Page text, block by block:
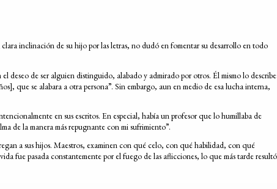
inclinación de su hijo por las letras, no dudó en fomentar su desarrollo en todo
de ser alguien distinguido, alabado y admirado por otros. Él mismo lo describe
que se alabara a otra persona”. Sin embargo, aun en medio de esa lucha interna,
en sus escritos. En especial, había un profesor que lo humillaba de
de la manera más repugnante con mi sufrimiento”.
a sus hijos. Maestros, examinen con qué celo, con qué habilidad, con qué
fue pasada constantemente por el fuego de las aflicciones, lo que más tarde resultó